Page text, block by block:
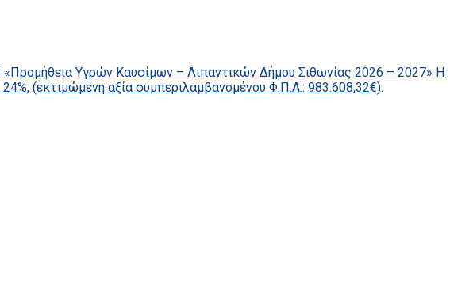
Υγρών Καυσίμων – Λιπαντικών Δήμου Σιθωνίας 2026 – 2027» Η
(εκτιμώμενη αξία συμπεριλαμβανομένου Φ.Π.Α.: 983.608,32€).